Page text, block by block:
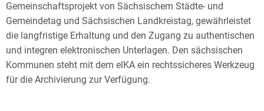
Gemeinschaftsprojekt von Sächsischem Städte- und
Gemeindetag und Sächsischen Landkreistag, gewährleistet
die langfristige Erhaltung und den Zugang zu authentischen
und integren elektronischen Unterlagen. Den sächsischen
Kommunen steht mit dem elKA ein rechtssicheres Werkzeug
für die Archivierung zur Verfügung.